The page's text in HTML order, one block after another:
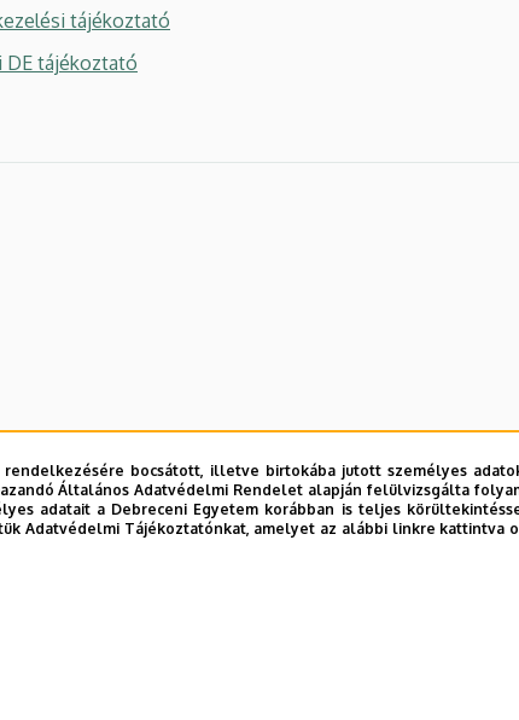
tájékoztató
DE tájékoztató
bocsátott, illetve birtokába jutott személyes
Általános Adatvédelmi Rendelet alapján felülvizsgálta
adatait a Debreceni Egyetem korábban is teljes
Adatvédelmi Tájékoztatónkat, amelyet az alábbi linkre kattintva